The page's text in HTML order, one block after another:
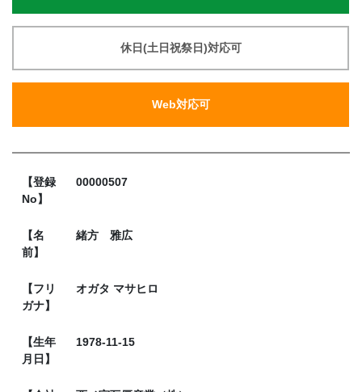
休日(土日祝祭日)対応可
Web対応可
【登録
No】
00000507
【名
前】
緒方 雅広
【フリ
ガナ】
オガタ マサヒロ
【生年
月日】
1978-11-15